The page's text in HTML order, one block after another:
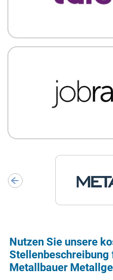
Nutzen Sie unsere
Stellenbeschreibung
Metallbauer